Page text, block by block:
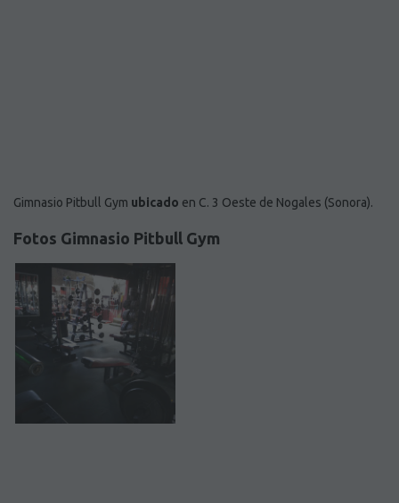
Gimnasio Pitbull Gym ubicado en C. 3 Oeste de Nogales (Sonora).
Fotos Gimnasio Pitbull Gym